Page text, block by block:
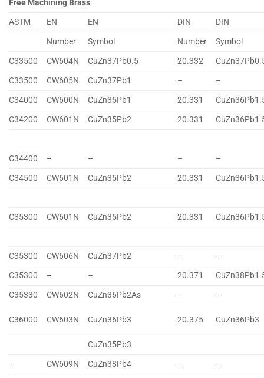
Free Machining Brass
ASTM
EN EN DIN
DIN
Number
Symbol Number
Symbol
C33500
CW604N CuZn37Pb0.5 20.332
C33500
CW605N CuZn37Pb1 –
–
C34000
CW600N CuZn35Pb1 20.331
C34200
CW601N CuZn35Pb2 20.331
C34400 – – –
–
C34500
CW601N CuZn35Pb2 20.331
C35300 CW601N CuZn35Pb2 20.331
C35300 CW606N CuZn37Pb2 –
–
C35300
– – 20.371
C35330
CW602N CuZn36Pb2As – –
C36000 CW603N CuZn36Pb3 20.375 CuZn36Pb3
CuZn35Pb3
–
CW609N CuZn38Pb4 –
–